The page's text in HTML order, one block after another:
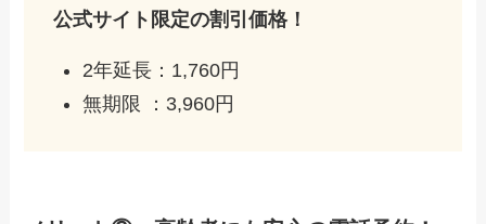
公式サイト限定の割引価格！
2年延長：1,760円
無期限 ：3,960円